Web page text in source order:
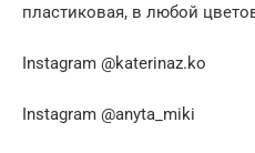
пластиковая, в любой
Instagram @katerinaz.ko
Instagram @anyta_miki